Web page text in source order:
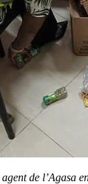
de l’Agasa